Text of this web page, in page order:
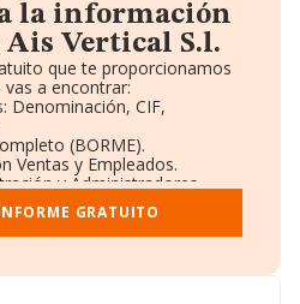
la información
Vertical S.l.
que te proporcionamos
a encontrar:
Denominación, CIF,
(BORME).
Ventas y Empleados.
y Administradores.
en otras empresas.
complementaria.
GRATUITO